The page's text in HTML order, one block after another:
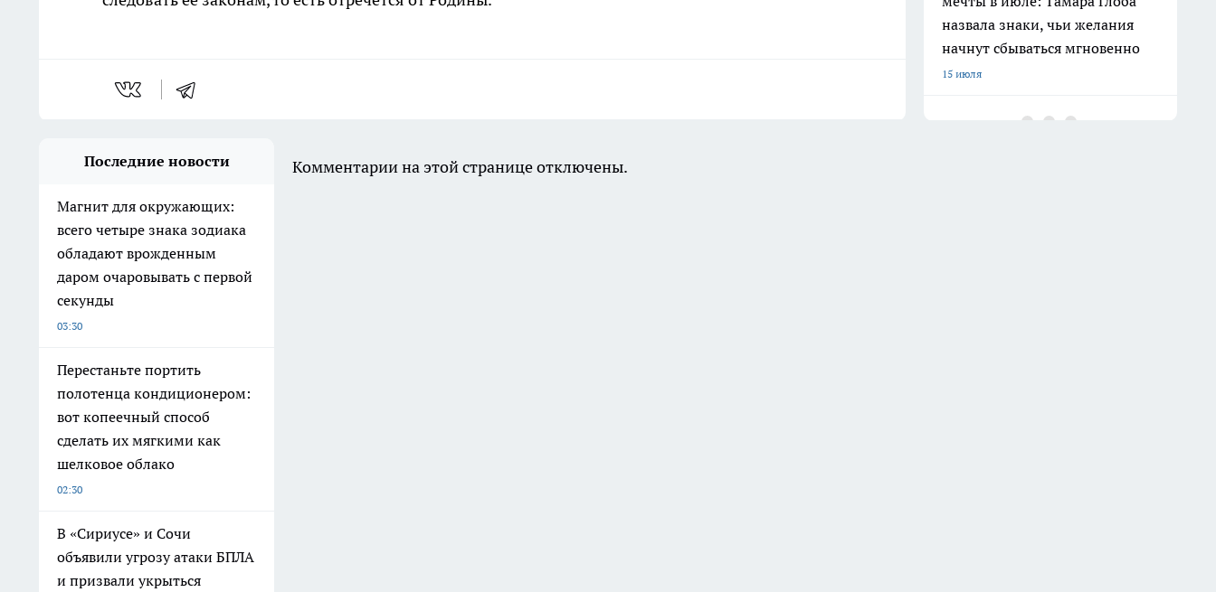
назвала знаки, чьи желания
начнут сбываться мгновенно
15 июля
Последние новости
Магнит для окружающих:
всего четыре знака зодиака
обладают врожденным
даром очаровывать с первой
секунды
03:30
Перестаньте портить
полотенца кондиционером:
вот копеечный способ
сделать их мягкими как
шелковое облако
02:30
В «Сириусе» и Сочи
объявили угрозу атаки БПЛА
и призвали укрыться
Комментарии на этой странице отключены.